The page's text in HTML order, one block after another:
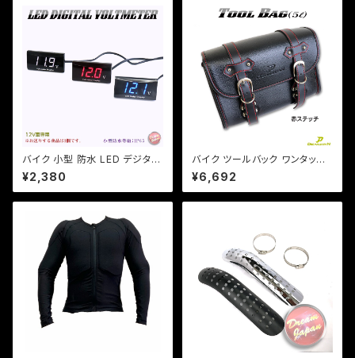
バイク 小型 防水 LED デジタル
電圧計 ボルトメーター 汎用 格
安 表示色3色選択/検索用/ホン
ダ/ヤマハ/カワサキ【クリックポ
¥2,380
バイク ツールバック ワンタッチ
型 内ポケット付!(赤ステッチ) (5
L)ブラック ツールバッグ 合皮【D
ream-Japanオリジナル】DS S
¥6,692